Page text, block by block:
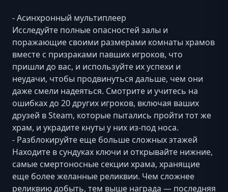
- Асинхронный мультиплеер
Исследуйте полные опасностей залы и
поражающие своими размерами комнаты храмов
вместе с призраками павших игроков, что
пришли до вас, и используйте их успехи и
неудачи, чтобы продвинуться дальше, чем они
даже смели надеяться. Смотрите и учитесь на
ошибках до 20 других игроков, включая ваших
друзей в Steam, которые пытались пройти тот же
храм, и украдите кнуты у них из-под носа.
- Разблокируйте еще больше сложных этажей
Находите в сундуках ключи и открывайте нижние,
самые смертоносные секции храма, хранящие
еще более желанные реликвии. Чем сложнее
реликвию добыть, тем выше награда — последняя